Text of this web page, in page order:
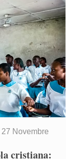
27 Novembre
cristiana: